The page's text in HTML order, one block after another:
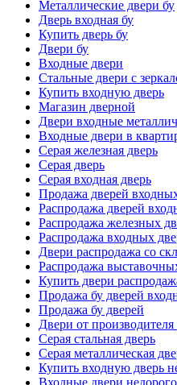
Металлические двери бу
Дверь входная бу
Купить дверь бу
Двери бу
Входные двери
Стальные двери с
Купить входную дверь
Магазин дверной
Двери входные
Входные двери в
Серая железная дверь
Серая дверь
Серая входная дверь
Продажа дверей
Распродажа дверей
Распродажа железных
Распродажа входных
Двери распродажа со
Распродажа
Купить двери
Продажа бу дверей
Продажа бу дверей
Двери от
Серая стальная дверь
Серая металлическая
Купить входную дверь